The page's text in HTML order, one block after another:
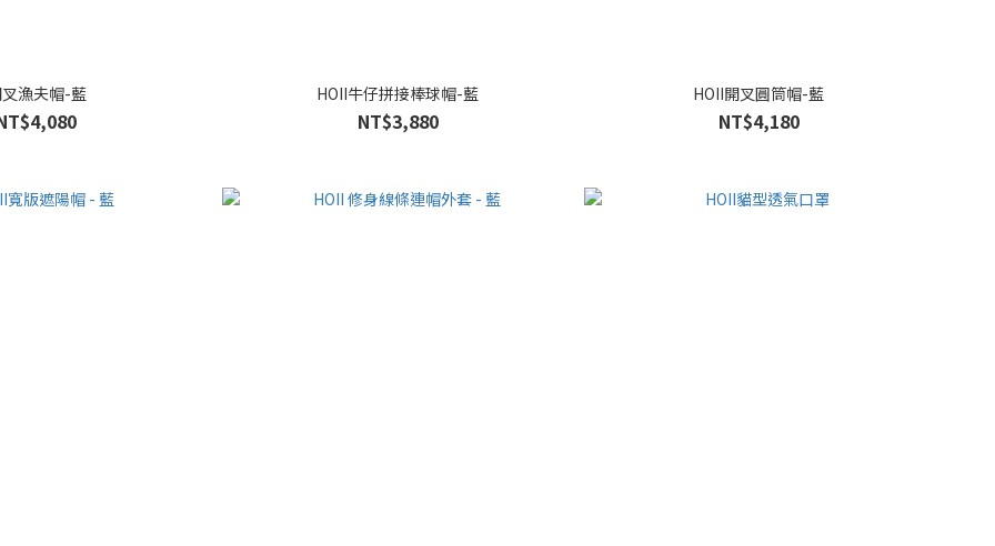
漁夫帽-藍 HOII牛仔拼接棒球帽-藍
NT$3,880
HOII開叉圓筒帽-藍
NT$4,180